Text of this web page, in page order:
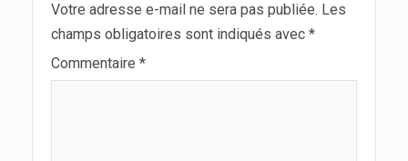
Votre adresse e-mail ne sera pas publiée. Les
champs obligatoires sont indiqués avec *
Commentaire *